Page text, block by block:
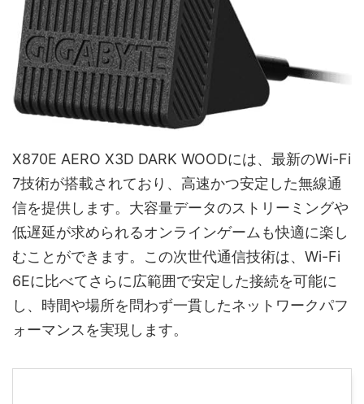
X870E AERO X3D DARK WOODには、最新のWi-Fi
7技術が搭載されており、高速かつ安定した無線通
信を提供します。大容量データのストリーミングや
低遅延が求められるオンラインゲームも快適に楽し
むことができます。この次世代通信技術は、Wi-Fi
6Eに比べてさらに広範囲で安定した接続を可能に
し、時間や場所を問わず一貫したネットワークパフ
ォーマンスを実現します。